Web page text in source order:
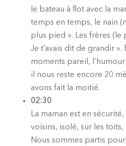
le bateau à flot avec la
temps en temps, le nain
plus pied ». Les frères (le
Je t’avais dit de grandir ».
moments pareil,
il nous reste encore 20
avons fait la moitié.
02:30
La maman est en
voisins, isolé, sur les
Nous sommes partis